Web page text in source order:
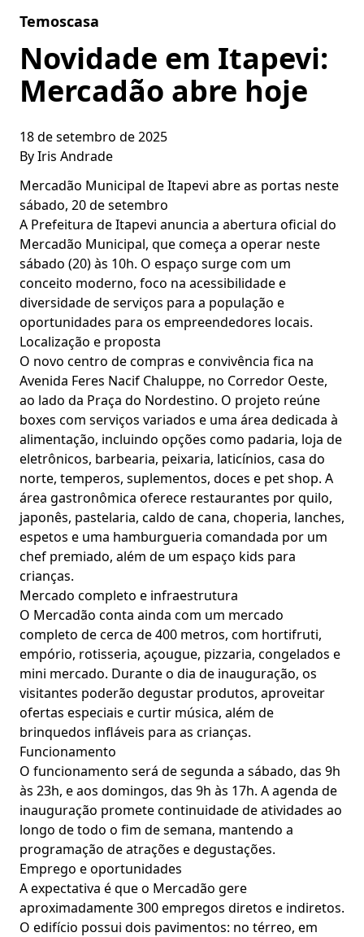
Temoscasa
Novidade em Itapevi:
Mercadão abre hoje
18 de setembro de 2025
ByIris Andrade
Mercadão Municipal de Itapevi abre as portas neste
sábado, 20 de setembro
A Prefeitura de Itapevi anuncia a abertura oficial do
Mercadão Municipal, que começa a operar neste
sábado (20) às 10h. O espaço surge com um
conceito moderno, foco na acessibilidade e
diversidade de serviços para a população e
oportunidades para os empreendedores locais.
Localização e proposta
O novo centro de compras e convivência fica na
Avenida Feres Nacif Chaluppe, no Corredor Oeste,
ao lado da Praça do Nordestino. O projeto reúne
boxes com serviços variados e uma área dedicada à
alimentação, incluindo opções como padaria, loja de
eletrônicos, barbearia, peixaria, laticínios, casa do
norte, temperos, suplementos, doces e pet shop. A
área gastronômica oferece restaurantes por quilo,
japonês, pastelaria, caldo de cana, choperia, lanches,
espetos e uma hamburgueria comandada por um
chef premiado, além de um espaço kids para
crianças.
Mercado completo e infraestrutura
O Mercadão conta ainda com um mercado
completo de cerca de 400 metros, com hortifruti,
empório, rotisseria, açougue, pizzaria, congelados e
mini mercado. Durante o dia de inauguração, os
visitantes poderão degustar produtos, aproveitar
ofertas especiais e curtir música, além de
brinquedos infláveis para as crianças.
Funcionamento
O funcionamento será de segunda a sábado, das 9h
às 23h, e aos domingos, das 9h às 17h. A agenda de
inauguração promete continuidade de atividades ao
longo de todo o fim de semana, mantendo a
programação de atrações e degustações.
Emprego e oportunidades
A expectativa é que o Mercadão gere
aproximadamente 300 empregos diretos e indiretos.
O edifício possui dois pavimentos: no térreo, em